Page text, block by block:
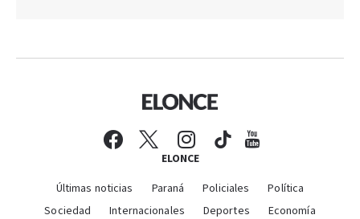
ELONCE
Últimas noticias Paraná Policiales
Política
Sociedad
Internacionales Deportes
Economía